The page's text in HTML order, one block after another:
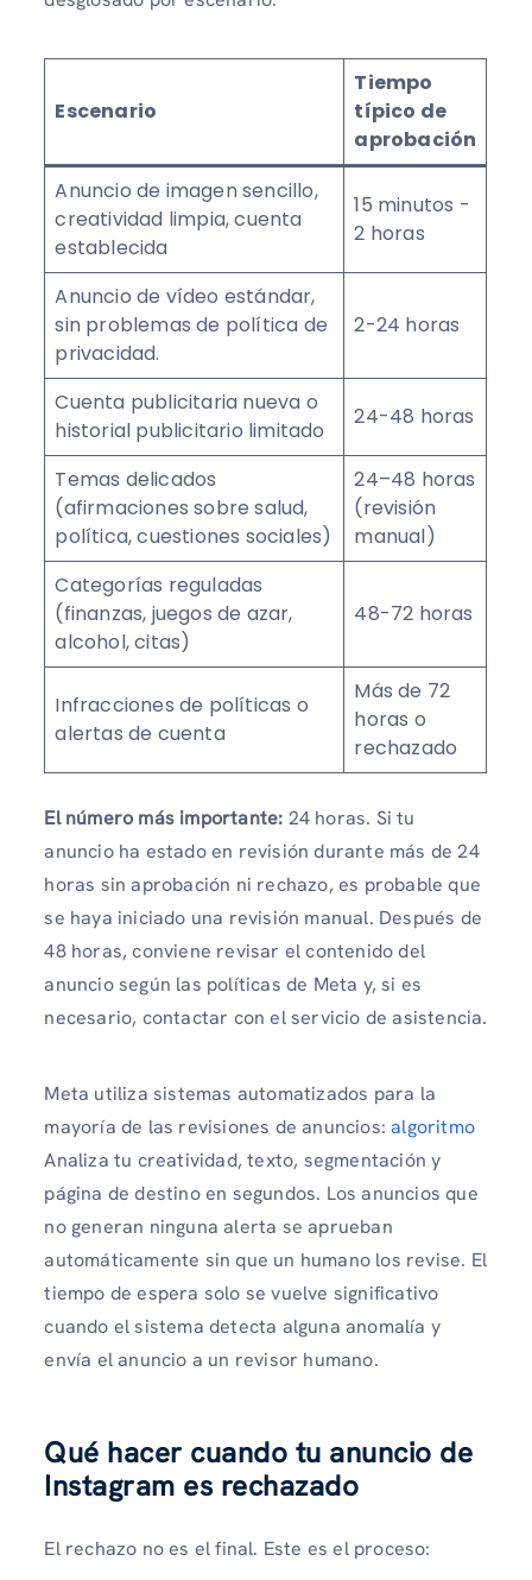
Escenario
Tiempo
típico de
aprobación
Anuncio de imagen sencillo,
creatividad limpia, cuenta
establecida
15 minutos -
2 horas
Anuncio de vídeo estándar,
sin problemas de política de
privacidad.
2-24 horas
Cuenta publicitaria nueva o
historial publicitario limitado
24-48 horas
Temas delicados
(afirmaciones sobre salud,
política, cuestiones sociales)
24–48 horas
(revisión
manual)
Categorías reguladas
(finanzas, juegos de azar,
alcohol, citas)
48-72 horas
Infracciones de políticas o
alertas de cuenta
Más de 72
horas o
rechazado
El número más importante: 24 horas. Si tu
anuncio ha estado en revisión durante más de 24
horas sin aprobación ni rechazo, es probable que
se haya iniciado una revisión manual. Después de
48 horas, conviene revisar el contenido del
anuncio según las políticas de Meta y, si es
necesario, contactar con el servicio de asistencia.
Meta utiliza sistemas automatizados para la
mayoría de las revisiones de anuncios:algoritmo
Analiza tu creatividad, texto, segmentación y
página de destino en segundos. Los anuncios que
no generan ninguna alerta se aprueban
automáticamente sin que un humano los revise. El
tiempo de espera solo se vuelve significativo
cuando el sistema detecta alguna anomalía y
envía el anuncio a un revisor humano.
Qué hacer cuando tu anuncio de
Instagram es rechazado
El rechazo no es el final. Este es el proceso: